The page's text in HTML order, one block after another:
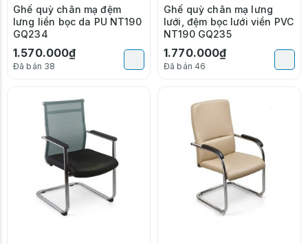
Ghế quỳ chân mạ đệm
lưng liền bọc da PU NT190
GQ234
1.570.000₫
Đã bán 38
Ghế quỳ chân mạ lưng
lưới, đệm bọc lưới viền PVC
NT190 GQ235
1.770.000₫
Đã bán 46